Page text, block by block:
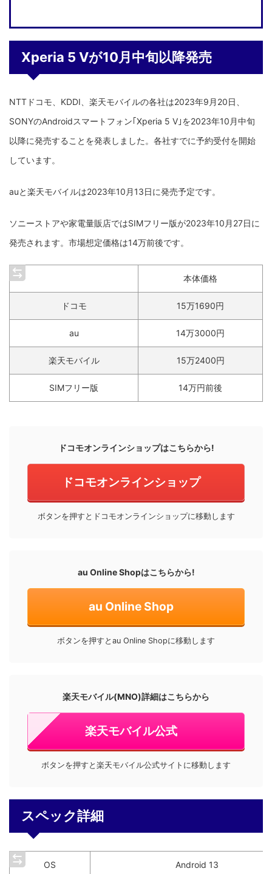
Xperia 5 Vが10月中旬以降発売
NTTドコモ、KDDI、楽天モバイルの各社は2023年9月20日、
SONYのAndroidスマートフォン｢Xperia 5 V｣を2023年10月中旬
以降に発売することを発表しました。各社すでに予約受付を開始
しています。
auと楽天モバイルは2023年10月13日に発売予定です。
ソニーストアや家電量販店ではSIMフリー版が2023年10月27日に
発売されます。市場想定価格は14万前後です。
本体価格
ドコモ 15万1690円
au 14万3000円
楽天モバイル 15万2400円
SIMフリー版 14万円前後
ドコモオンラインショップはこちらから!
ドコモオンラインショップ
ボタンを押すとドコモオンラインショップに移動します
au Online Shopはこちらから!
au Online Shop
ボタンを押すとau Online Shopに移動します
楽天モバイル(MNO)詳細はこちらから
楽天モバイル公式
ボタンを押すと楽天モバイル公式サイトに移動します
スペック詳細
OS Android 13